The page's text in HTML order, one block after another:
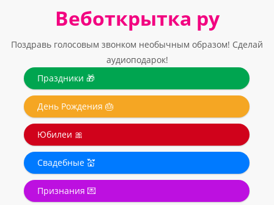
Веботкрытка ру
Поздравь голосовым звонком необычным образом! Сделай
аудиоподарок!
Праздники 🎁
День Рождения 🎂
Юбилеи 🎀
Свадебные 💒
Признания 💌